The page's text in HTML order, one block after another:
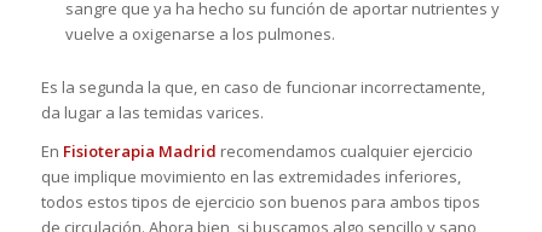
sangre que ya ha hecho su función de aportar nutrientes y
vuelve a oxigenarse a los pulmones.
Es la segunda la que, en caso de funcionar incorrectamente,
da lugar a las temidas varices.
En Fisioterapia Madrid recomendamos cualquier ejercicio
que implique movimiento en las extremidades inferiores,
todos estos tipos de ejercicio son buenos para ambos tipos
de circulación. Ahora bien, si buscamos algo sencillo y sano,